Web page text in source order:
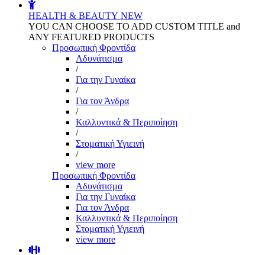
HEALTH & BEAUTY NEW
YOU CAN CHOOSE TO ADD CUSTOM TITLE and
ANY FEATURED PRODUCTS
Προσωπική Φροντίδα
Αδυνάτισμα
/
Για την Γυναίκα
/
Για τον Άνδρα
/
Καλλυντικά & Περιποίηση
/
Στοματική Υγιεινή
/
view more
Προσωπική Φροντίδα
Αδυνάτισμα
Για την Γυναίκα
Για τον Άνδρα
Καλλυντικά & Περιποίηση
Στοματική Υγιεινή
view more